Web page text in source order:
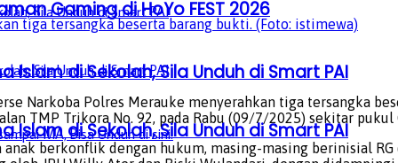
Islam di Sekolah, Sila Unduh di Smart PAI
Gaming di HoYo FEST 2026
Islam di Sekolah, Sila Unduh di Smart PAI
tiga tersangka beserta barang bukti. (Foto: istimewa)
Narkoba Polres Merauke menyerahkan tiga tersangka
TMP Trikora No. 92, pada Rabu (09/7/2025) sekitar pukul
berkonflik dengan hukum, masing-masing berinisial